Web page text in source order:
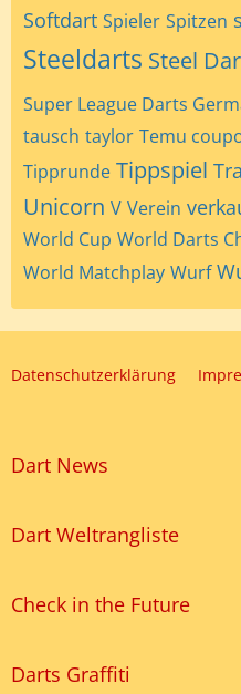
Softdart Spieler Spitzen
Steeldarts Steel
Super League Darts
tausch taylor Temu
Tipprunde Tippspiel
Unicorn V Verein
World Cup World Darts
World Matchplay Wurf
Datenschutzerklärung
Dart News
Dart Weltrangliste
Check in the Future
Darts Graffiti